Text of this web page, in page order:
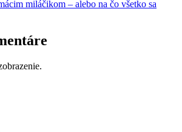
miláčikom – alebo na čo všetko sa